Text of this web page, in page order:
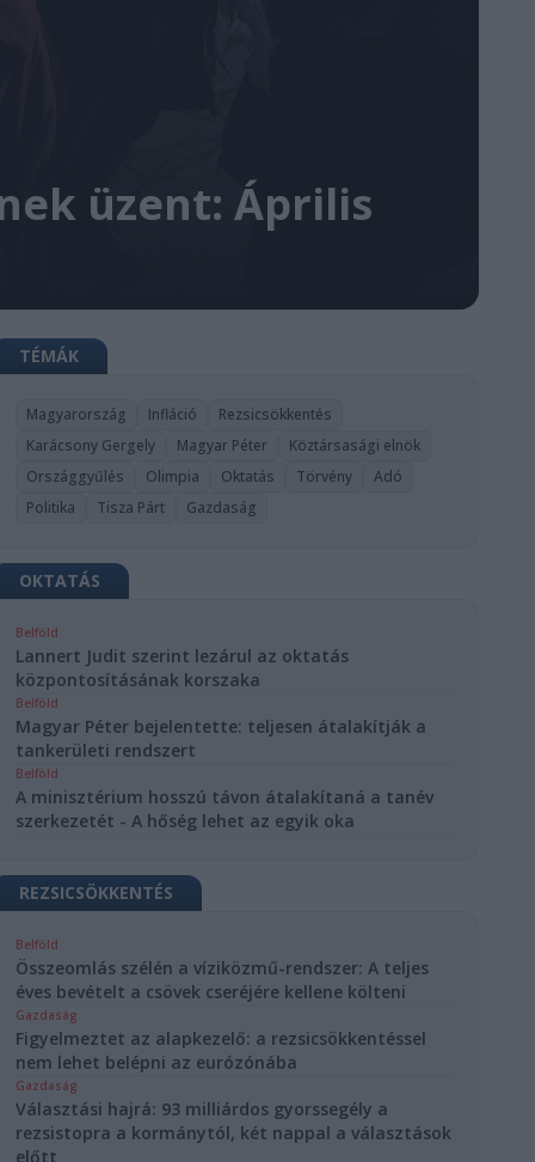
üzent: Április
TÉMÁK
Magyarország Infláció
Rezsicsökkentés
Karácsony Gergely
Magyar Péter
Köztársasági elnök
Országgyűlés
Olimpia Oktatás Törvény
Adó
Politika
Tisza Párt Gazdaság
OKTATÁS
Belföld
Lannert Judit szerint lezárul az oktatás
központosításának korszaka
Belföld
Magyar Péter bejelentette: teljesen átalakítják a
tankerületi rendszert
Belföld
A minisztérium hosszú távon átalakítaná a tanév
szerkezetét - A hőség lehet az egyik oka
REZSICSÖKKENTÉS
Belföld
Összeomlás szélén a víziközmű-rendszer: A teljes
éves bevételt a csövek cseréjére kellene költeni
Gazdaság
Figyelmeztet az alapkezelő: a rezsicsökkentéssel
nem lehet belépni az eurózónába
Gazdaság
Választási hajrá: 93 milliárdos gyorssegély a
rezsistopra a kormánytól, két nappal a választások
előtt